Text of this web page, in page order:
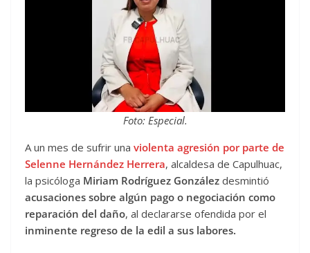
Foto: Especial.
A un mes de sufrir una violenta agresión por parte de
Selenne Hernández Herrera, alcaldesa de Capulhuac,
la psicóloga Miriam Rodríguez González desmintió
acusaciones sobre algún pago o negociación como
reparación del daño, al declararse ofendida por el
inminente regreso de la edil a sus labores.